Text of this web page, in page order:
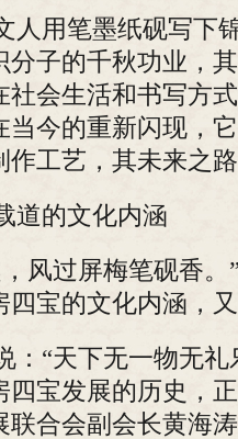
人用笔墨纸砚写下
分子的千秋功业，
社会生活和书写方
当今的重新闪现，
作工艺，其未来之
道的文化内涵
风过屏梅笔砚香
四宝的文化内涵，
：“天下无一物无
四宝发展的历史，
联合会副会长黄海